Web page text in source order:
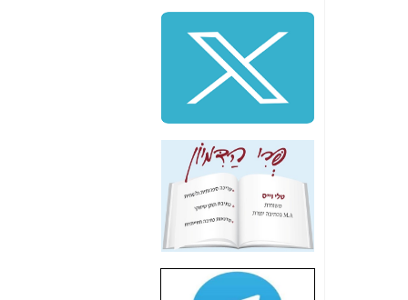
באותם תחומים -כאן
שלמה פילבר (עד
לאחרונה מנכ"ל משרד
התקשורת) - עד
מדינה? הצחקתם
"יש אפליה בחקירה"?
חשיפה: למה השר
משה כחלון לא נחקר
עד היום? -
כאן
חשיפת חשד לשחיתות
הדומה לזו של "תיק
הסלולר -כאן